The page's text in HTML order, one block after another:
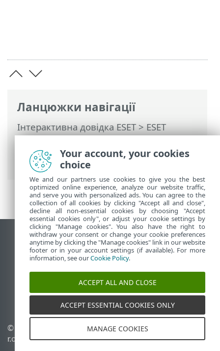
Ланцюжки навігації
Інтерактивна довідка ESET>ESET
PROTECT On-Prem>Початок роботи>
ESET Management Pозгорнути агент>
Віддалене розгортання
Переглянути повну версію
End of Life
База знань ESET
Форум ESET
ESET Status Portal
Регіональна підтримка
© 1992 - 2026 ESET, spol. s
r.o. - Усі права захищено.
Керувати файлами cookie
Політика щодо файлів
Your account, your cookies
choice
We and our partners use cookies to give you the best
optimized online experience, analyze our website traffic,
and serve you with personalized ads. You can agree to the
collection of all cookies by clicking "Accept all and close",
decline all non-essential cookies by choosing "Accept
essential cookies only", or adjust your cookie settings by
clicking "Manage cookies". You also have the right to
withdraw your consent or change your cookie preferences
anytime by clicking the "Manage cookies" link in our website
footer or in your account settings (if available). For more
information, see ourCookie Policy.
ACCEPT ALL AND CLOSE
ACCEPT ESSENTIAL COOKIES ONLY
MANAGE COOKIES